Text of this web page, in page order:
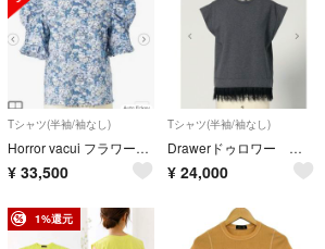
Tシャツ(半袖/袖なし)
Horror vacui フラワープリント ホラーヴァキュイ
¥ 33,500
Tシャツ(半袖/袖なし)
Drawerドゥロワー ヘムレースTシャツ
¥ 24,000
1%還元